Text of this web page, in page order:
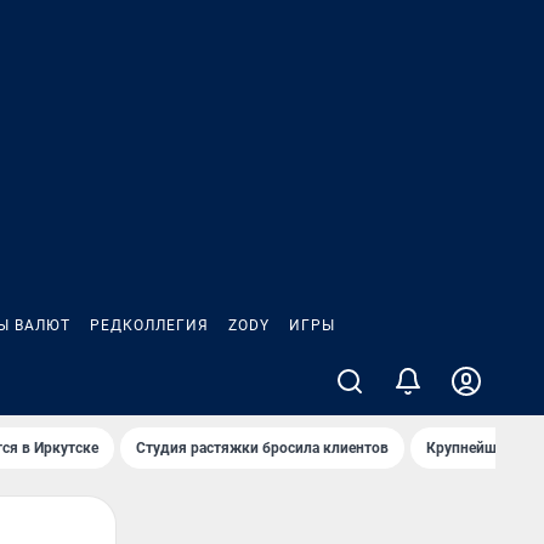
ВАЛЮТ РЕДКОЛЛЕГИЯ ZODY ИГРЫ
в Иркутске Студия растяжки бросила клиентов Крупнейшие